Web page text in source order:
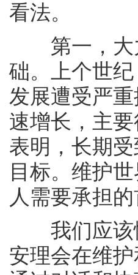
看法。
第一，大力
础。上个世
发展遭受严
速增长，主
表明，长期
目标。维护
人需要承担的
我们应该恪
安理会在维